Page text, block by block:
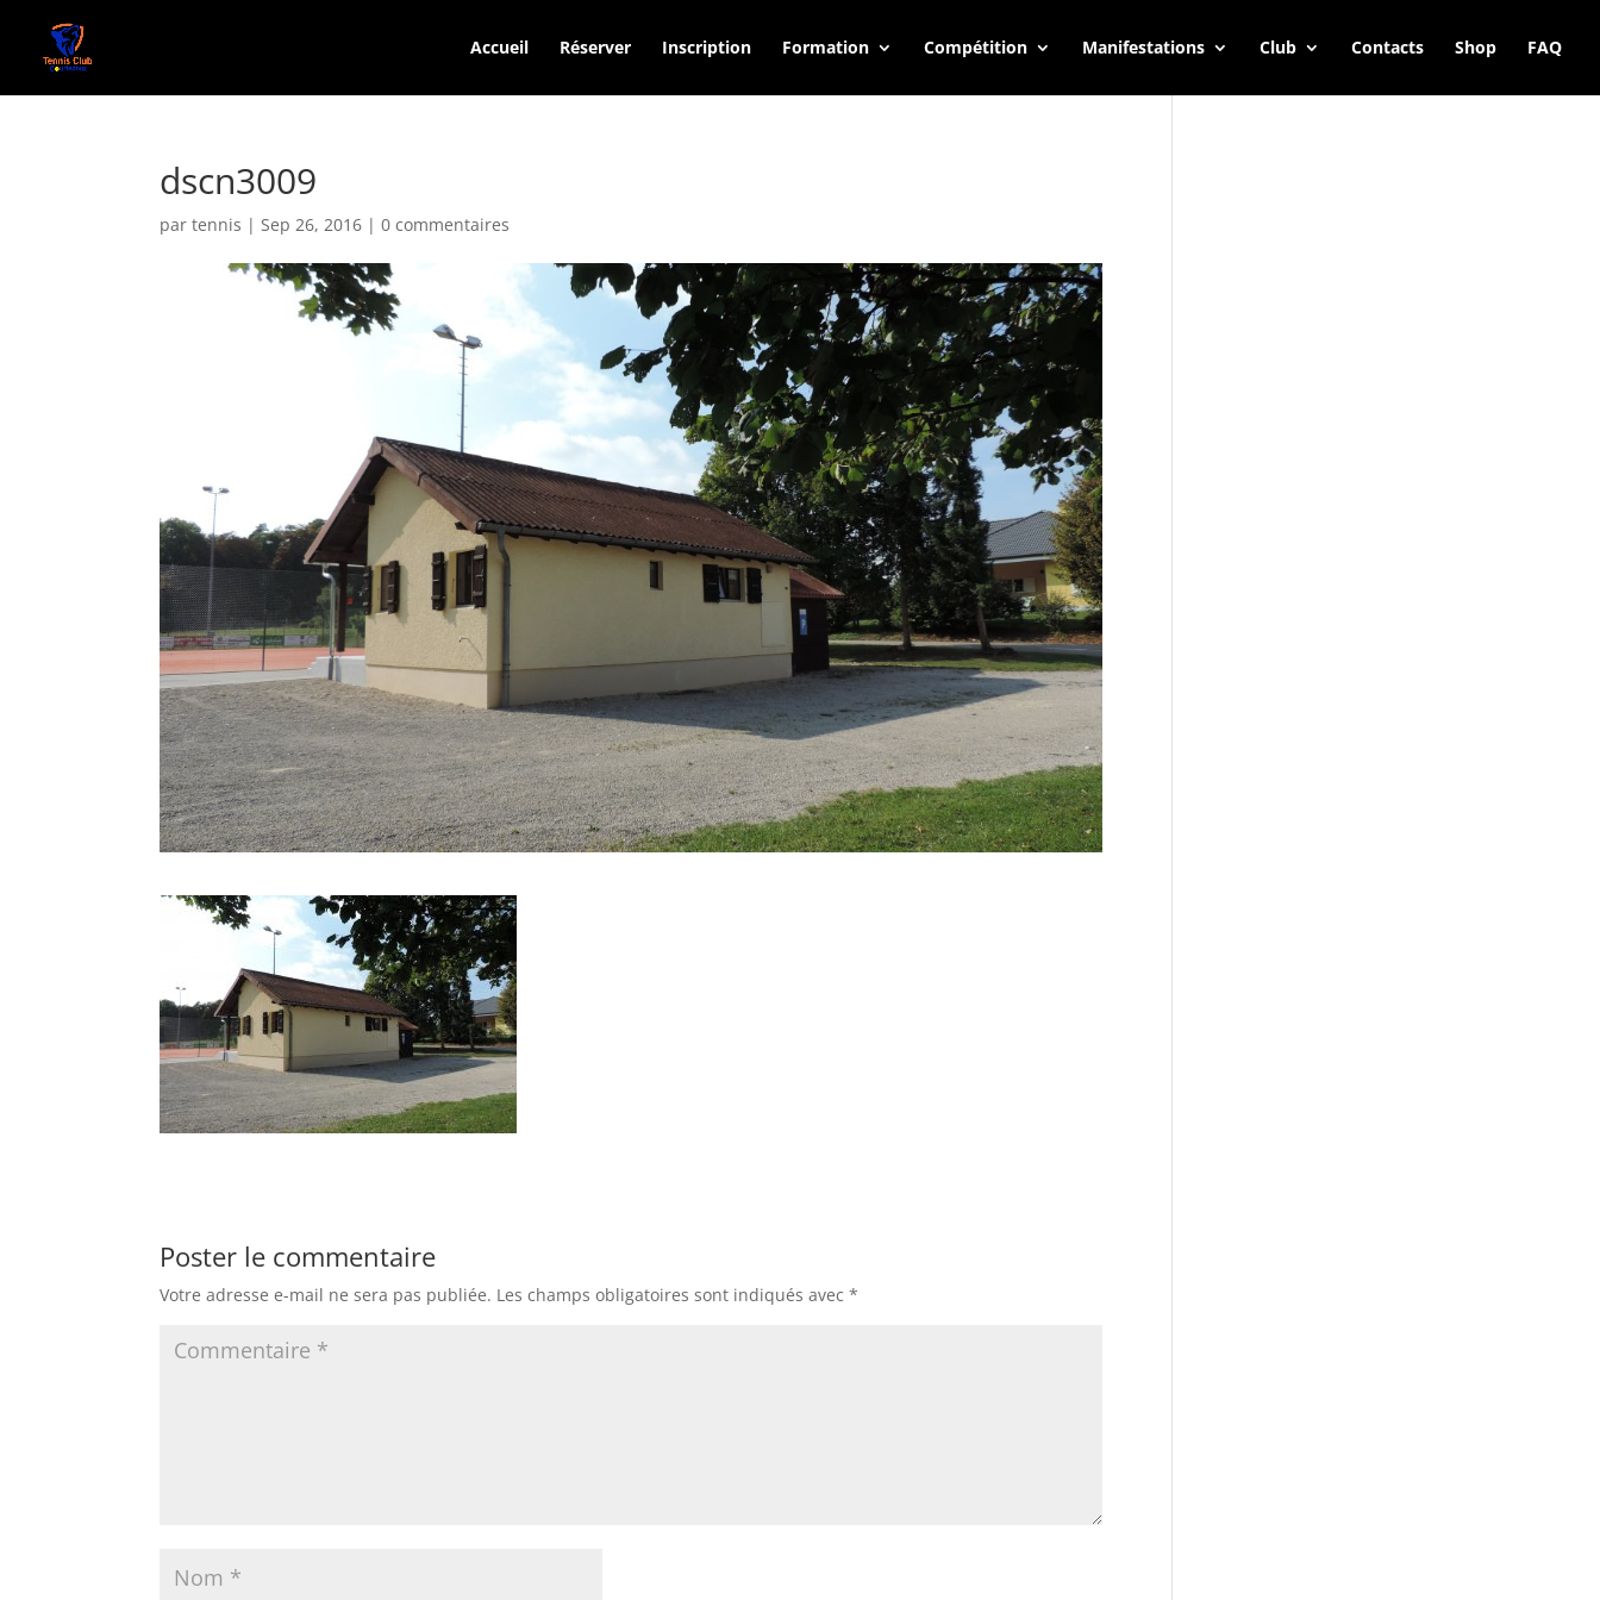
Accueil Réserver Inscription Formation Compétition Manifestations Club Contacts Shop FAQ
dscn3009
partennis |Sep 26, 2016 |0 commentaires
Poster le commentaire
Votre adresse e-mail ne sera pas publiée. Les champs obligatoires sont indiqués avec*